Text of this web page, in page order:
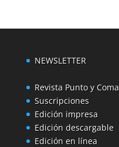
NEWSLETTER
Revista Punto y Coma
Suscripciones
Edición impresa
Edición descargable
Edición en línea